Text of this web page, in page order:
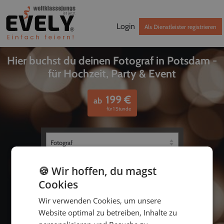
Login Als Dienstleister registrieren
Hier buchst du deinen Fotograf in Potsdam -
für Hochzeit, Party & Event
ab 199€
für 1 Stunde
bis
🍪 Wir hoffen, du magst
Cookies
Wir verwenden Cookies, um unsere
Website optimal zu betreiben, Inhalte zu